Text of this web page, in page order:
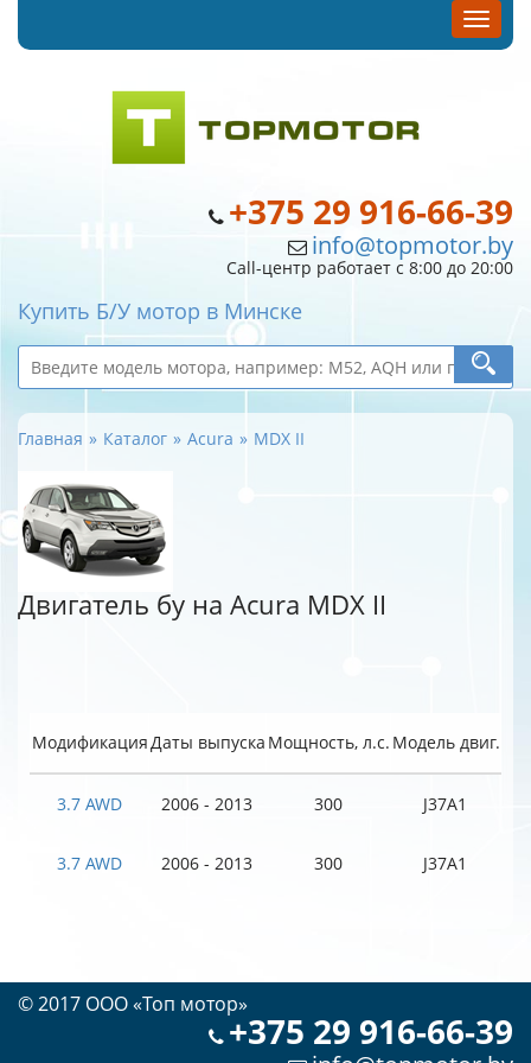
+375 29 916-66-39
info@topmotor.by
Call-центр работает с 8:00 до 20:00
Купить Б/У мотор в Минске
Главная Каталог Acura MDX II
Двигатель бу на Acura MDX II
МодификацияДаты выпуска Мощность, л.с. Модель двиг.
3.7 AWD 2006 - 2013 300 J37A1
3.7 AWD 2006 - 2013 300 J37A1
© 2017 OOO «Топ мотор»
+375 29 916-66-39